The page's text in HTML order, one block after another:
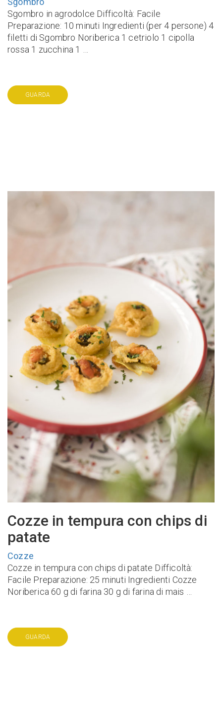
Sgombro in agrodolce Difficoltà: Facile
Preparazione: 10 minuti Ingredienti (per 4 persone) 4
filetti di Sgombro Noriberica 1 cetriolo 1 cipolla
rossa 1 zucchina 1 …
GUARDA
Cozze in tempura con chips di
patate
Cozze
Cozze in tempura con chips di patate Difficoltà:
Facile Preparazione: 25 minuti Ingredienti Cozze
Noriberica 60 g di farina 30 g di farina di mais …
GUARDA